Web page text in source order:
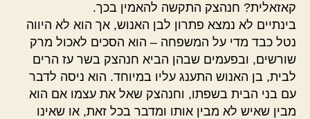
קאזאלית? חנהצק התקשה להאמין בכך.
בינתיים לא נמצא פתרון לבן האנוש, אך הוא לא היווה
נטל כבד מדי על המשפחה – הוא הסכים לאכול מרק
שורשים, ובפעמים שבהן הביא חנהצק בשר עז הרים
לבית, בן האנוש התענג עליו במיוחד. הוא ניסה לדבר
עם בני הבית בשפתו, וחנהצק שאל את עצמו אם הוא
מבין שאיש לא מבין אותו ומדבר בכל זאת, או שאינו